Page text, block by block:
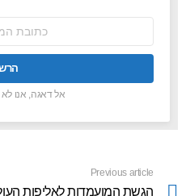
אל דאגה, אנו
more
Previous article